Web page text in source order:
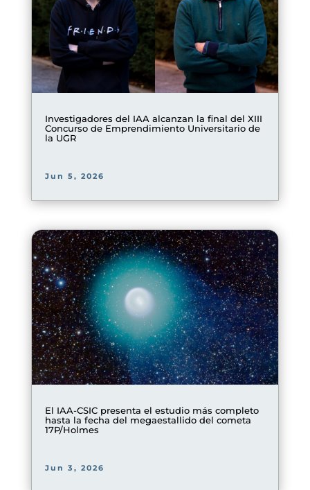
Investigadores del IAA alcanzan la final del XIII
Concurso de Emprendimiento Universitario de
la UGR
Jun 5, 2026
El IAA-CSIC presenta el estudio más completo
hasta la fecha del megaestallido del cometa
17P/Holmes
Jun 3, 2026